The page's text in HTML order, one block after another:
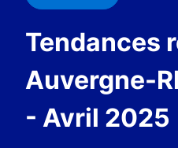
Tendances
Auvergne-
- Avril 2025